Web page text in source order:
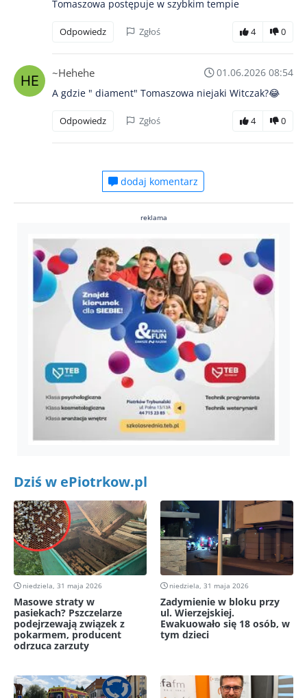
Tomaszowa postępuje w szybkim tempie
Odpowiedz Zgłoś 4 0
~Hehehe
01.06.2026 08:54
A gdzie " diament" Tomaszowa niejaki Witczak?😂
Odpowiedz Zgłoś 4 0
dodaj komentarz
reklama
Dziś w ePiotrkow.pl
niedziela, 31 maja 2026
Masowe straty w
pasiekach? Pszczelarze
podejrzewają związek z
pokarmem, producent
odrzuca zarzuty
niedziela, 31 maja 2026
Zadymienie w bloku przy
ul. Wierzejskiej.
Ewakuowało się 18 osób, w
tym dzieci